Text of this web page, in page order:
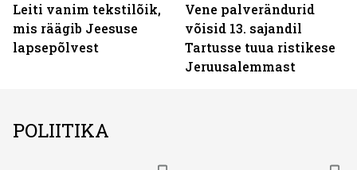
Leiti vanim tekstilõik,
mis räägib Jeesuse
lapsepõlvest
Vene palverändurid
võisid 13. sajandil
Tartusse tuua ristikese
Jeruusalemmast
POLIITIKA